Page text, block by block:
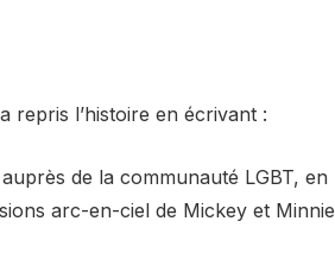
repris l’histoire en écrivant :
de la communauté LGBT, en
arc-en-ciel de Mickey et Minnie